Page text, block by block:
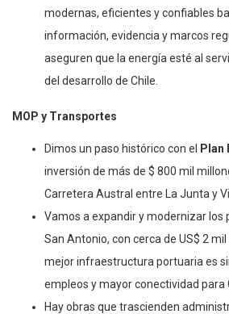
modernas, eficientes y confiables
información, evidencia y marcos
aseguren que la energía esté al
del desarrollo de Chile.
MOP y Transportes
Dimos un paso histórico con el Plan
inversión de más de $ 800 mil
Carretera Austral entre La Junta y
Vamos a expandir y modernizar los
San Antonio, con cerca de US$ 2
mejor infraestructura portuaria es
empleos y mayor conectividad para
Hay obras que trascienden